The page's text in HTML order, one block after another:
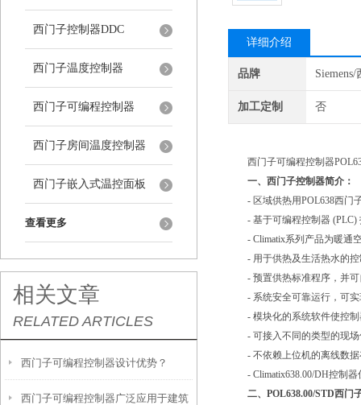
西门子控制器DDC
西门子温度控制器
西门子可编程控制器
西门子房间温度控制器
西门子嵌入式温控面板
查看更多
相关文章
RELATED ARTICLES
西门子可编程控制器设计优势？
西门子可编程控制器广泛应用于建筑
详细介绍
品牌
加工定制 否
西门子可编程控制器
一、西门子控制器简介：
- 区域供热用POL638西门
- 基于可编程控制器 (PLC)
- Climatix系列产品为暖通空
- 用于供热及生活热水的控
- 预置供热标准程序，并可
- 系统安全可靠运行，可实
- 模块化的系统软件使控制
- 可接入不同的类型的现场
- 不依赖上位机的离线数据
- Climatix638.00/DH控制器
二、 POL638.00/STD西门